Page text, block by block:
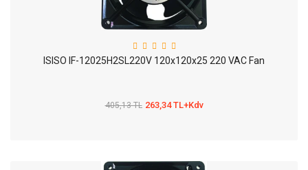
ISISO IF-12025H2SL220V 120x120x25 220 VAC Fan
405,13 TL 263,34 TL+Kdv